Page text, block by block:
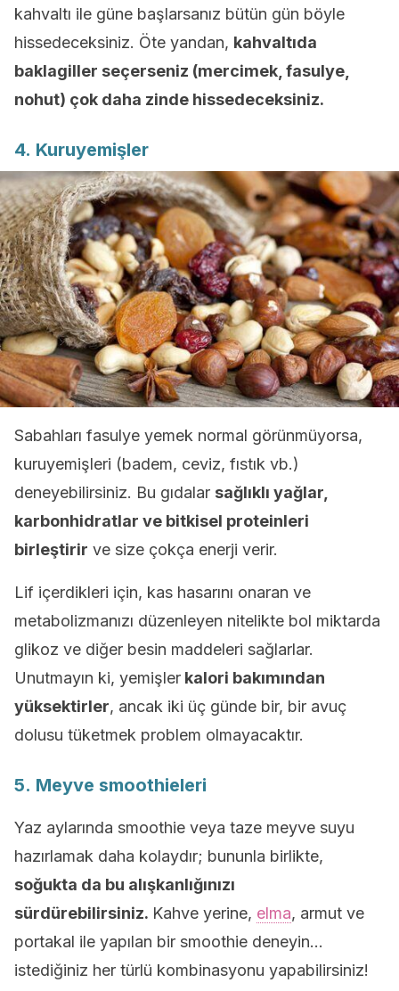
kahvaltı ile güne başlarsanız bütün gün böyle
hissedeceksiniz. Öte yandan, kahvaltıda
baklagiller seçerseniz (mercimek, fasulye,
nohut) çok daha zinde hissedeceksiniz.
4. Kuruyemişler
Sabahları fasulye yemek normal görünmüyorsa,
kuruyemişleri (badem, ceviz, fıstık vb.)
deneyebilirsiniz. Bu gıdalar sağlıklı yağlar,
karbonhidratlar ve bitkisel proteinleri
birleştirir ve size çokça enerji verir.
Lif içerdikleri için, kas hasarını onaran ve
metabolizmanızı düzenleyen nitelikte bol miktarda
glikoz ve diğer besin maddeleri sağlarlar.
Unutmayın ki, yemişler kalori bakımından
yüksektirler, ancak iki üç günde bir, bir avuç
dolusu tüketmek problem olmayacaktır.
5. Meyve smoothieleri
Yaz aylarında smoothie veya taze meyve suyu
hazırlamak daha kolaydır; bununla birlikte,
soğukta da bu alışkanlığınızı
sürdürebilirsiniz. Kahve yerine, elma, armut ve
portakal ile yapılan bir smoothie deneyin…
istediğiniz her türlü kombinasyonu yapabilirsiniz!